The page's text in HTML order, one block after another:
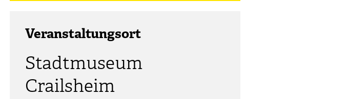
Veranstaltungsort
Stadtmuseum
Crailsheim